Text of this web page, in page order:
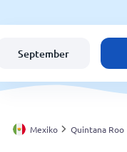
Schweiz
Deutschland
September
Mexiko Quintana Roo